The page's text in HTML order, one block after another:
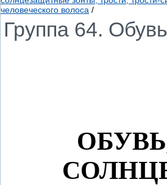
человеческого волоса /
Группа 64.